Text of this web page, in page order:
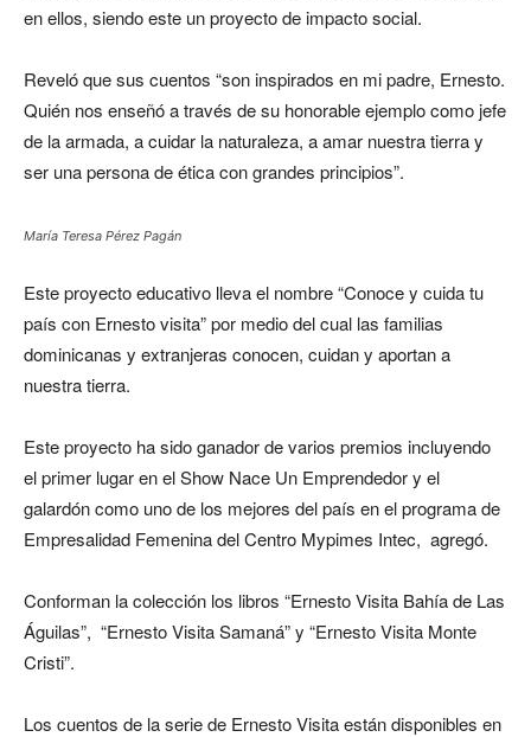
en ellos, siendo este un proyecto de impacto social.
Reveló que sus cuentos “son inspirados en mi padre, Ernesto.
Quién nos enseñó a través de su honorable ejemplo como jefe
de la armada, a cuidar la naturaleza, a amar nuestra tierra y
ser una persona de ética con grandes principios”.
María Teresa Pérez Pagán
Este proyecto educativo lleva el nombre “Conoce y cuida tu
país con Ernesto visita” por medio del cual las familias
dominicanas y extranjeras conocen, cuidan y aportan a
nuestra tierra.
Este proyecto ha sido ganador de varios premios incluyendo
el primer lugar en el Show Nace Un Emprendedor y el
galardón como uno de los mejores del país en el programa de
Empresalidad Femenina del Centro Mypimes Intec, agregó.
Conforman la colección los libros “Ernesto Visita Bahía de Las
Águilas”, “Ernesto Visita Samaná” y “Ernesto Visita Monte
Cristi”.
Los cuentos de la serie de Ernesto Visita están disponibles en